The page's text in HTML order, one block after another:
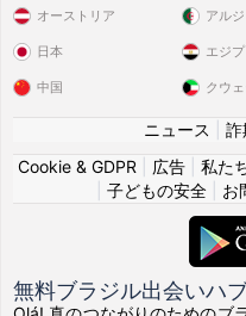
オーストリア
日本
中国
アル
エジプ
クウェ
ニュース 詐
Cookie & GDPR
広告 私た
子どもの安全| お
無料ブラジル出会いハ